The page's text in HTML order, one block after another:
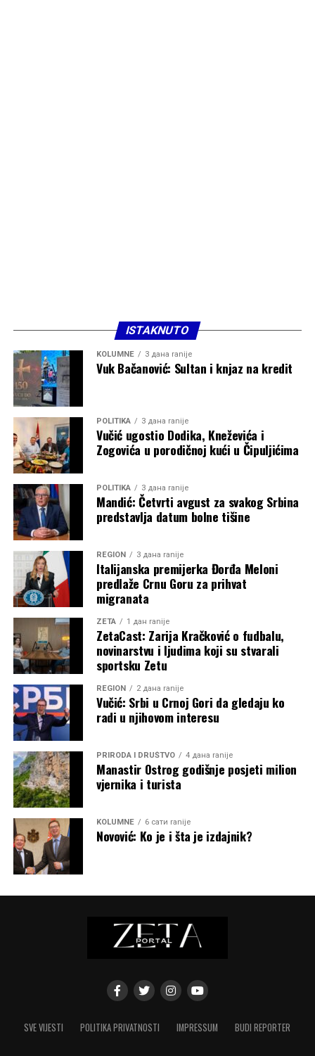
ISTAKNUTO
KOLUMNE 3 дана ranije
Vuk Bačanović: Sultan i knjaz na kredit
POLITIKA 3 дана ranije
Vučić ugostio Dodika, Kneževića i
Zogovića u porodičnoj kući u Čipuljićima
POLITIKA 3 дана ranije
Mandić: Četvrti avgust za svakog Srbina
predstavlja datum bolne tišine
REGION 3 дана ranije
Italijanska premijerka Đorđa Meloni
predlaže Crnu Goru za prihvat
migranata
ZETA 1 дан ranije
ZetaCast: Zarija Kračković o fudbalu,
novinarstvu i ljudima koji su stvarali
sportsku Zetu
REGION 2 дана ranije
Vučić: Srbi u Crnoj Gori da gledaju ko
radi u njihovom interesu
PRIRODA I DRUŠTVO 4 дана ranije
Manastir Ostrog godišnje posjeti milion
vjernika i turista
KOLUMNE 6 сати ranije
Novović: Ko je i šta je izdajnik?
SVE VIJESTI POLITIKA PRIVATNOSTI IMPRESSUM BUDI REPORTER